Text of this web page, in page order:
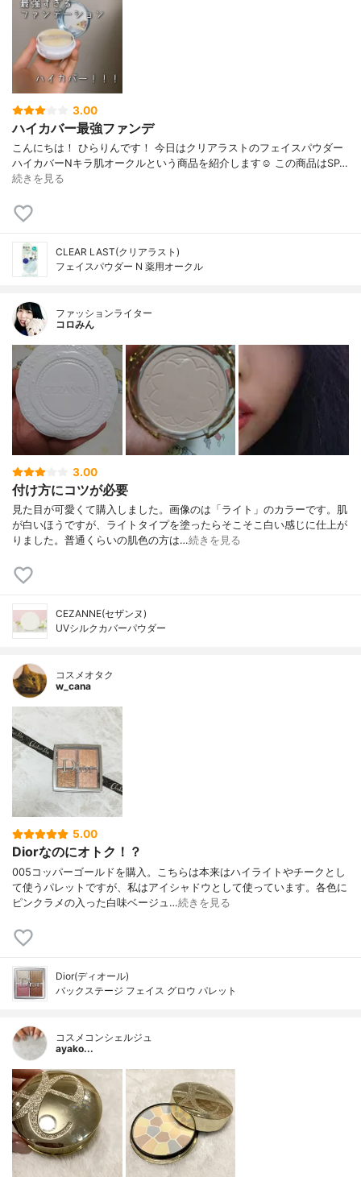
3.00
ハイカバー最強ファンデ
こんにちは！ ひらりんです！ 今日はクリアラストのフェイスパウダー
ハイカバーNキラ肌オークルという商品を紹介します☺️ この商品はSP…
続きを見る
CLEAR LAST(クリアラスト)
フェイスパウダー N 薬用オークル
ファッションライター
コロみん
3.00
付け方にコツが必要
見た目が可愛くて購入しました。画像のは「ライト」のカラーです。肌
が白いほうですが、ライトタイプを塗ったらそこそこ白い感じに仕上が
りました。普通くらいの肌色の方は…続きを見る
CEZANNE(セザンヌ)
UVシルクカバーパウダー
コスメオタク
w_cana
5.00
Diorなのにオトク！？
005コッパーゴールドを購入。こちらは本来はハイライトやチークとし
て使うパレットですが、私はアイシャドウとして使っています。各色に
ピンクラメの入った白味ベージュ…続きを見る
Dior(ディオール)
バックステージ フェイス グロウ パレット
コスメコンシェルジュ
ayako...